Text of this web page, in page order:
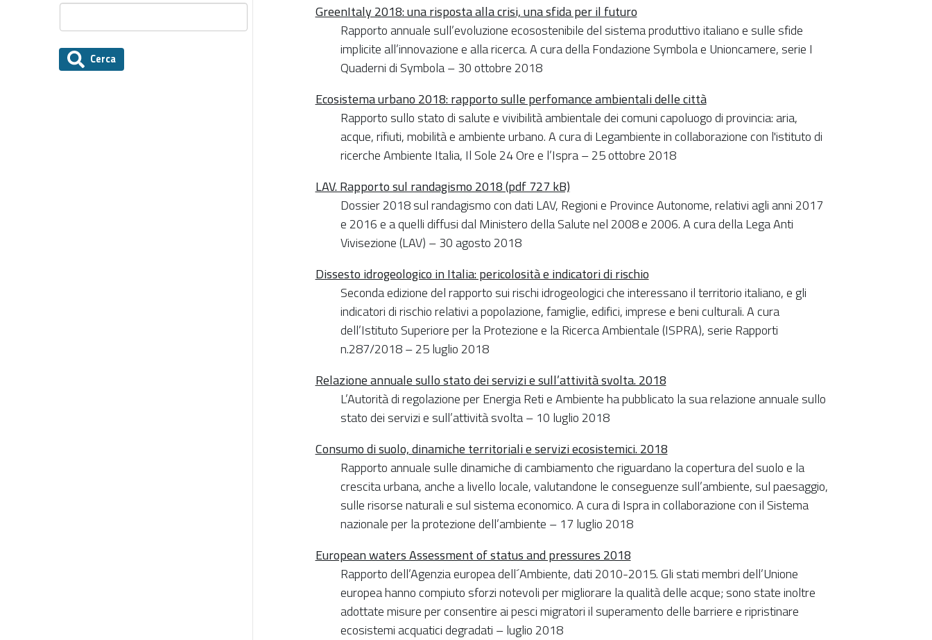
GreenItaly 2018: una risposta alla crisi, una sfida per il futuro
Rapporto annuale sull’evoluzione ecosostenibile del sistema produttivo italiano e sulle sfide
implicite all’innovazione e alla ricerca. A cura della Fondazione Symbola e Unioncamere, serie I
Quaderni di Symbola – 30 ottobre 2018
Ecosistema urbano 2018: rapporto sulle perfomance ambientali delle città
Rapporto sullo stato di salute e vivibilità ambientale dei comuni capoluogo di provincia: aria,
acque, rifiuti, mobilità e ambiente urbano. A cura di Legambiente in collaborazione con l'istituto di
ricerche Ambiente Italia, Il Sole 24 Ore e l’Ispra – 25 ottobre 2018
LAV. Rapporto sul randagismo 2018 (pdf 727 kB)
Dossier 2018 sul randagismo con dati LAV, Regioni e Province Autonome, relativi agli anni 2017
e 2016 e a quelli diffusi dal Ministero della Salute nel 2008 e 2006. A cura della Lega Anti
Vivisezione (LAV) – 30 agosto 2018
Dissesto idrogeologico in Italia: pericolosità e indicatori di rischio
Seconda edizione del rapporto sui rischi idrogeologici che interessano il territorio italiano, e gli
indicatori di rischio relativi a popolazione, famiglie, edifici, imprese e beni culturali. A cura
dell’Istituto Superiore per la Protezione e la Ricerca Ambientale (ISPRA), serie Rapporti
n.287/2018 – 25 luglio 2018
Relazione annuale sullo stato dei servizi e sull’attività svolta. 2018
L’Autorità di regolazione per Energia Reti e Ambiente ha pubblicato la sua relazione annuale sullo
stato dei servizi e sull’attività svolta – 10 luglio 2018
Consumo di suolo, dinamiche territoriali e servizi ecosistemici. 2018
Rapporto annuale sulle dinamiche di cambiamento che riguardano la copertura del suolo e la
crescita urbana, anche a livello locale, valutandone le conseguenze sull’ambiente, sul paesaggio,
sulle risorse naturali e sul sistema economico. A cura di Ispra in collaborazione con il Sistema
nazionale per la protezione dell’ambiente – 17 luglio 2018
European waters Assessment of status and pressures 2018
Rapporto dell’Agenzia europea dell´Ambiente, dati 2010-2015. Gli stati membri dell’Unione
europea hanno compiuto sforzi notevoli per migliorare la qualità delle acque; sono state inoltre
adottate misure per consentire ai pesci migratori il superamento delle barriere e ripristinare
ecosistemi acquatici degradati – luglio 2018